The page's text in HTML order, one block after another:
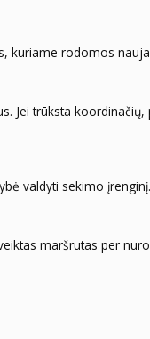
kuriame rodomos
trūksta
valdyti sekimo
maršrutas per